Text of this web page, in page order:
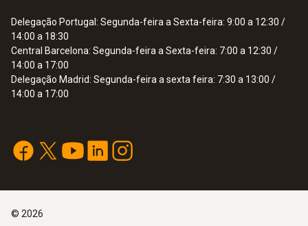
445,12 €
Delegação Portugal: Segunda-feira a Sexta-feira: 9:00 a 12:30 /
14:00 a 18:30
Central Barcelona: Segunda-feira a Sexta-feira: 7:00 a 12:30 /
14:00 a 17:00
Delegação Madrid: Segunda-feira a sexta feira: 7:30 a 13:00 /
14:00 a 17:00
© 2026